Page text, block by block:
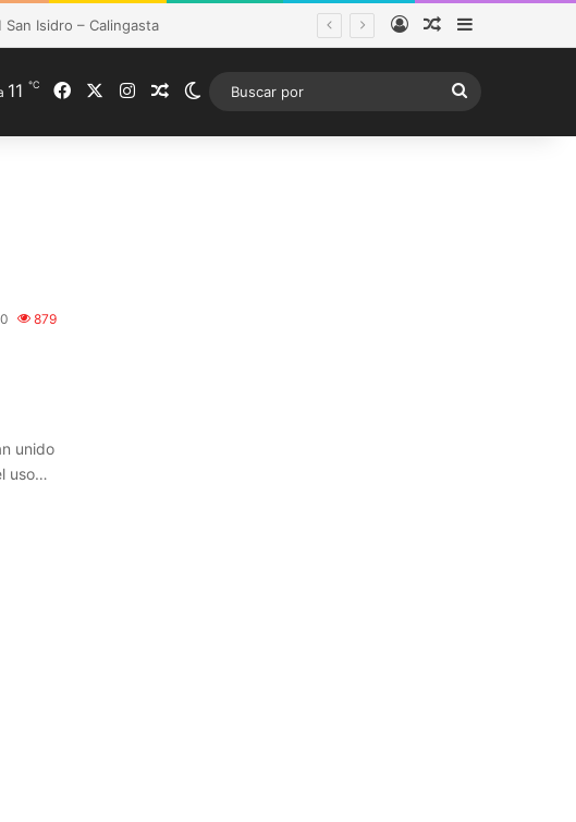
intenso sistema frontal AccesoPublicación al
11 ℃ FacebookInstagramPublicación al azar
Switch skin
0 879
unido
uso…